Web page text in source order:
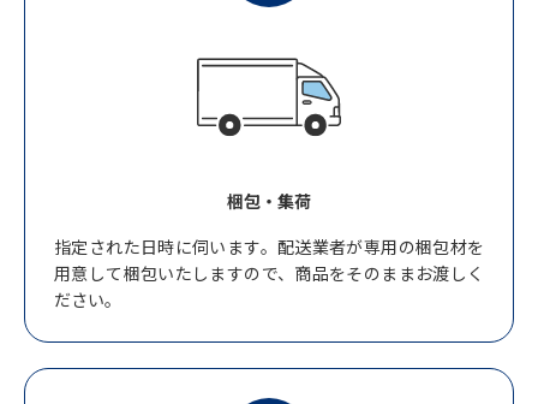
梱包・集荷
指定された日時に伺います。配送業者が専用の梱包材を
用意して梱包いたしますので、商品をそのままお渡しく
ださい。